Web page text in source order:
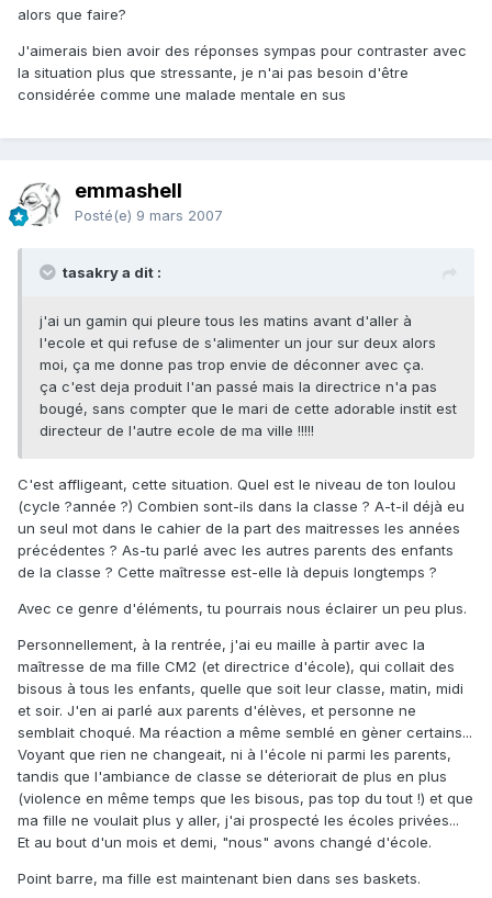
alors que faire?
J'aimerais bien avoir des réponses sympas pour contraster avec
la situation plus que stressante, je n'ai pas besoin d'être
considérée comme une malade mentale en sus
emmashell
Posté(e) 9 mars 2007
tasakry a dit :
j'ai un gamin qui pleure tous les matins avant d'aller à
l'ecole et qui refuse de s'alimenter un jour sur deux alors
moi, ça me donne pas trop envie de déconner avec ça.
ça c'est deja produit l'an passé mais la directrice n'a pas
bougé, sans compter que le mari de cette adorable instit est
directeur de l'autre ecole de ma ville !!!!!
C'est affligeant, cette situation. Quel est le niveau de ton loulou
(cycle ?année ?) Combien sont-ils dans la classe ? A-t-il déjà eu
un seul mot dans le cahier de la part des maitresses les années
précédentes ? As-tu parlé avec les autres parents des enfants
de la classe ? Cette maîtresse est-elle là depuis longtemps ?
Avec ce genre d'éléments, tu pourrais nous éclairer un peu plus.
Personnellement, à la rentrée, j'ai eu maille à partir avec la
maîtresse de ma fille CM2 (et directrice d'école), qui collait des
bisous à tous les enfants, quelle que soit leur classe, matin, midi
et soir. J'en ai parlé aux parents d'élèves, et personne ne
semblait choqué. Ma réaction a même semblé en gèner certains...
Voyant que rien ne changeait, ni à l'école ni parmi les parents,
tandis que l'ambiance de classe se déteriorait de plus en plus
(violence en même temps que les bisous, pas top du tout !) et que
ma fille ne voulait plus y aller, j'ai prospecté les écoles privées...
Et au bout d'un mois et demi, "nous" avons changé d'école.
Point barre, ma fille est maintenant bien dans ses baskets.